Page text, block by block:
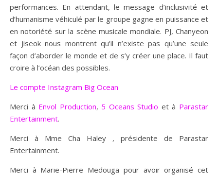
performances. En attendant, le message d’inclusivité et
d’humanisme véhiculé par le groupe gagne en puissance et
en notoriété sur la scène musicale mondiale. PJ, Chanyeon
et Jiseok nous montrent qu’il n’existe pas qu’une seule
façon d’aborder le monde et de s’y créer une place. Il faut
croire à l’océan des possibles.
Le compte Instagram Big Ocean
Merci à Envol Production, 5 Oceans Studio et à Parastar
Entertainment.
Merci à Mme Cha Haley , présidente de Parastar
Entertainment.
Merci à Marie-Pierre Medouga pour avoir organisé cet